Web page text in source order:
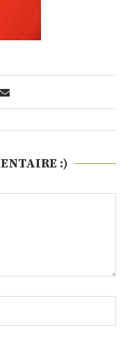
:)